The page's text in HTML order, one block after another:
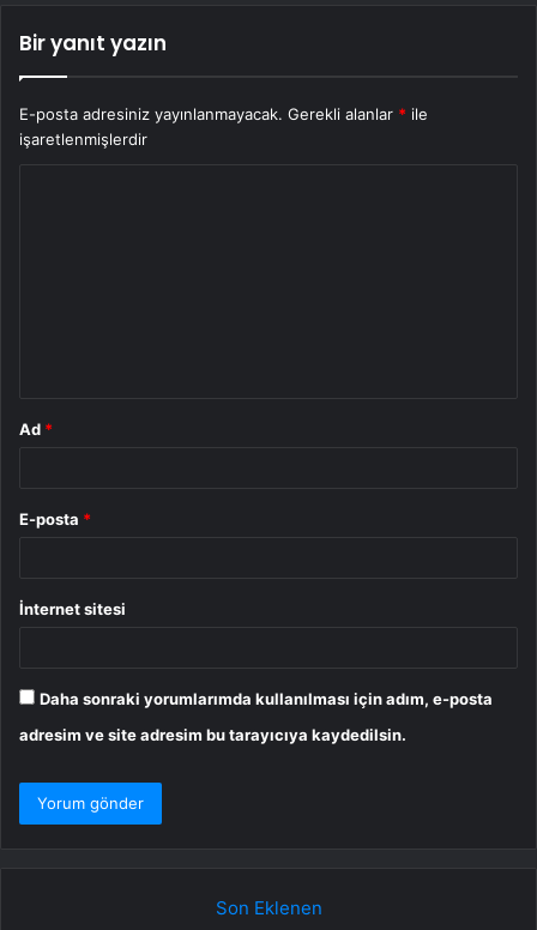
Bir yanıt yazın
E-posta adresiniz yayınlanmayacak. Gerekli alanlar * ile
işaretlenmişlerdir
Ad *
E-posta *
İnternet sitesi
Daha sonraki yorumlarımda kullanılması için adım, e-posta
adresim ve site adresim bu tarayıcıya kaydedilsin.
Son Eklenen